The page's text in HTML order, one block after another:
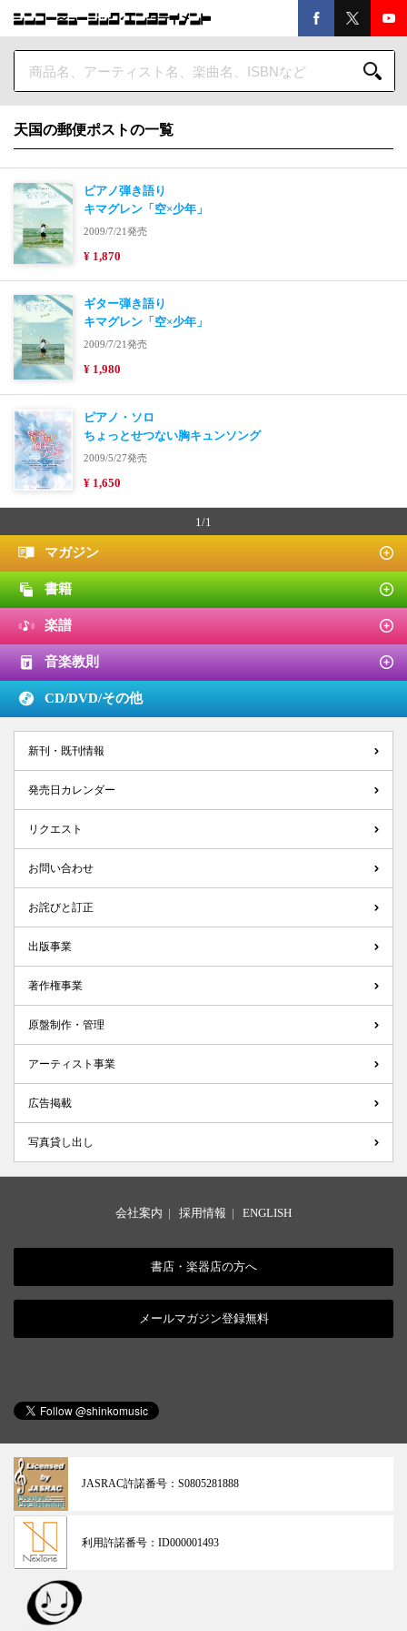
天国の郵便ポストの一覧
ピアノ弾き語り
キマグレン「空×少年」
2009/7/21発売
¥ 1,870
ギター弾き語り
キマグレン「空×少年」
2009/7/21発売
¥ 1,980
ピアノ・ソロ
ちょっとせつない胸キュンソング
2009/5/27発売
¥ 1,650
1/1
マガジン
書籍
楽譜
音楽教則
CD/DVD/その他
新刊・既刊情報
発売日カレンダー
リクエスト
お問い合わせ
お詫びと訂正
出版事業
著作権事業
原盤制作・管理
アーティスト事業
広告掲載
写真貸し出し
会社案内 | 採用情報 | ENGLISH
書店・楽器店の方へ
メールマガジン登録無料
JASRAC許諾番号： S0805281888
利用許諾番号： ID000001493